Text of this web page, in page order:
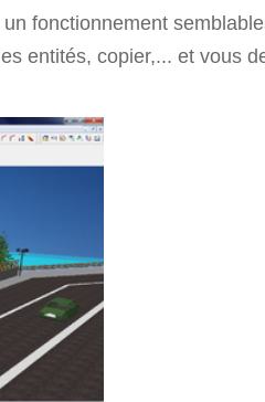
fonctionnement
entités, copier,... et vous